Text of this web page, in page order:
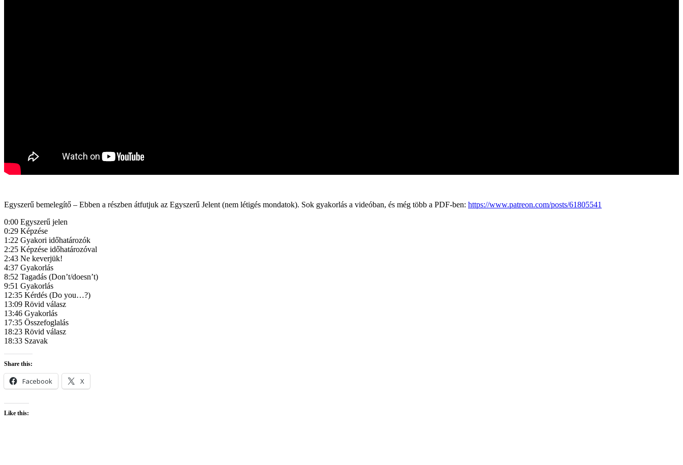
Egyszerű bemelegítő – Ebben a részben átfutjuk az Egyszerű Jelent (nem létigés mondatok). Sok gyakorlás a videóban, és még több a PDF-ben: https://www.patreon.com/posts/61805541
0:00 Egyszerű jelen
0:29 Képzése
1:22 Gyakori időhatározók
2:25 Képzése időhatározóval
2:43 Ne keverjük!
4:37 Gyakorlás
8:52 Tagadás (Don’t/doesn’t)
9:51 Gyakorlás
12:35 Kérdés (Do you…?)
13:09 Rövid válasz
13:46 Gyakorlás
17:35 Összefoglalás
18:23 Rövid válasz
18:33 Szavak
Share this:
Facebook X
Like this: